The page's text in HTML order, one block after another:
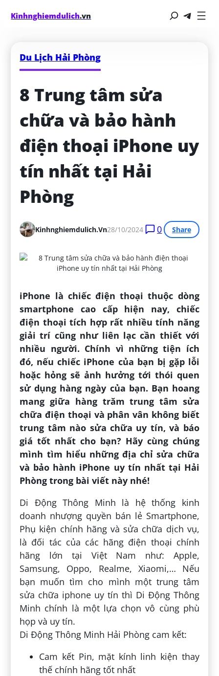
Kinhnghiemdulich.vn
Du Lịch Hải Phòng
8 Trung tâm sửa
chữa và bảo hành
điện thoại iPhone uy
tín nhất tại Hải
Phòng
Kinhnghiemdulich.vn28/10/2024 0 Share
iPhone là chiếc điện thoại thuộc dòng
smartphone cao cấp hiện nay, chiếc
điện thoại tích hợp rất nhiều tính năng
giải trí cũng như liên lạc cần thiết với
nhiều người. Chính vì những tiện ích
đó, nếu chiếc iPhone của bạn bị gặp lỗi
hoặc hỏng sẽ ảnh hưởng tới thói quen
sử dụng hàng ngày của bạn. Bạn hoang
mang giữa hàng trăm trung tâm sửa
chữa điện thoại và phân vân không biết
trung tâm nào sửa chữa uy tín, và báo
giá tốt nhất cho bạn? Hãy cùng chúng
mình tìm hiểu những địa chỉ sửa chữa
và bảo hành iPhone uy tín nhất tại Hải
Phòng trong bài viết này nhé!
Di Động Thông Minh là hệ thống kinh
doanh nhượng quyền bán lẻ Smartphone,
Phụ kiện chính hãng và sửa chữa dịch vụ,
là đối tác của các hãng điện thoại chính
hãng lớn tại Việt Nam như: Apple,
Samsung, Oppo, Realme, Xiaomi,… Nếu
bạn muốn tìm cho mình một trung tâm
sửa chữa iphone uy tín thì Di Động Thông
Minh chính là một lựa chọn vô cùng phù
họp và uy tín.
Di Động Thông Minh Hải Phòng cam kết:
Cam kết Pin, mặt kính linh kiện thay
thế chính hãng tốt nhất